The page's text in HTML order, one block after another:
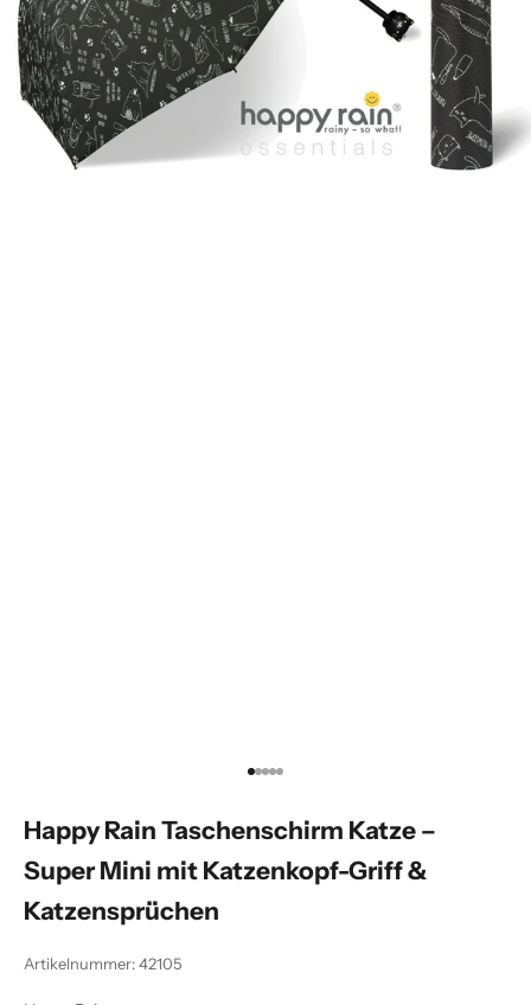
Gehe zu Element 1
Gehe zu Element 2
Gehe zu Element 3
Gehe zu Element 4
Gehe zu Element 5
Happy Rain Taschenschirm Katze –
Super Mini mit Katzenkopf-Griff &
Katzensprüchen
Artikelnummer: 42105